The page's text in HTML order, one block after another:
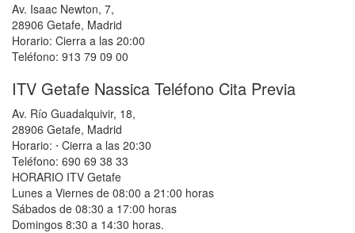
Av. Isaac Newton, 7,
28906 Getafe, Madrid
Horario: Cierra a las 20:00
Teléfono: 913 79 09 00
ITV Getafe Nassica Teléfono Cita Previa
Av. Río Guadalquivir, 18,
28906 Getafe, Madrid
Horario: ⋅ Cierra a las 20:30
Teléfono: 690 69 38 33
HORARIO ITV Getafe
Lunes a Viernes de 08:00 a 21:00 horas
Sábados de 08:30 a 17:00 horas
Domingos 8:30 a 14:30 horas.